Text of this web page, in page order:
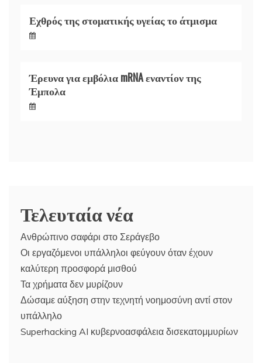
Εχθρός της στοματικής υγείας το άτμισμα
Έρευνα για εμβόλια mRNA εναντίον της
Έμπολα
Τελευταία νέα
Ανθρώπινο σαφάρι στο Σεράγεβο
Οι εργαζόμενοι υπάλληλοι φεύγουν όταν έχουν
καλύτερη προσφορά μισθού
Τα χρήματα δεν μυρίζουν
Δώσαμε αύξηση στην τεχνητή νοημοσύνη αντί στον
υπάλληλο
Superhacking AI κυβερνοασφάλεια δισεκατομμυρίων